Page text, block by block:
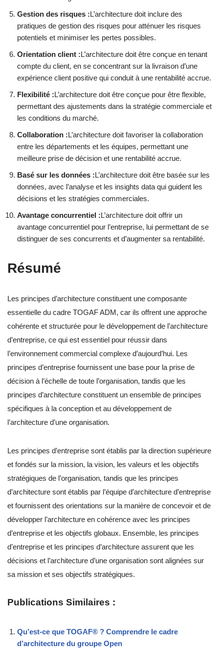
Gestion des risques :L’architecture doit inclure des
pratiques de gestion des risques pour atténuer les risques
potentiels et minimiser les pertes possibles.
Orientation client :L’architecture doit être conçue en tenant
compte du client, en se concentrant sur la livraison d’une
expérience client positive qui conduit à une rentabilité accrue.
Flexibilité :L’architecture doit être conçue pour être flexible,
permettant des ajustements dans la stratégie commerciale et
les conditions du marché.
Collaboration :L’architecture doit favoriser la collaboration
entre les départements et les équipes, permettant une
meilleure prise de décision et une rentabilité accrue.
Basé sur les données :L’architecture doit être basée sur les
données, avec l’analyse et les insights data qui guident les
décisions et les stratégies commerciales.
Avantage concurrentiel :L’architecture doit offrir un
avantage concurrentiel pour l’entreprise, lui permettant de se
distinguer de ses concurrents et d’augmenter sa rentabilité.
Résumé
Les principes d’architecture constituent une composante
essentielle du cadre TOGAF ADM, car ils offrent une approche
cohérente et structurée pour le développement de l’architecture
d’entreprise, ce qui est essentiel pour réussir dans
l’environnement commercial complexe d’aujourd’hui. Les
principes d’entreprise fournissent une base pour la prise de
décision à l’échelle de toute l’organisation, tandis que les
principes d’architecture constituent un ensemble de principes
spécifiques à la conception et au développement de
l’architecture d’une organisation.
Les principes d’entreprise sont établis par la direction supérieure
et fondés sur la mission, la vision, les valeurs et les objectifs
stratégiques de l’organisation, tandis que les principes
d’architecture sont établis par l’équipe d’architecture d’entreprise
et fournissent des orientations sur la manière de concevoir et de
développer l’architecture en cohérence avec les principes
d’entreprise et les objectifs globaux. Ensemble, les principes
d’entreprise et les principes d’architecture assurent que les
décisions et l’architecture d’une organisation sont alignées sur
sa mission et ses objectifs stratégiques.
Publications Similaires :
Qu’est-ce que TOGAF® ? Comprendre le cadre
d’architecture du groupe Open